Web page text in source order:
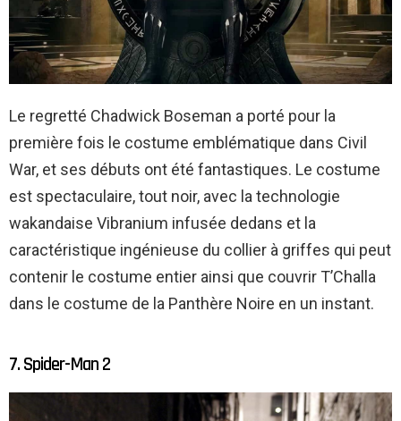
Le regretté Chadwick Boseman a porté pour la
première fois le costume emblématique dans Civil
War, et ses débuts ont été fantastiques. Le costume
est spectaculaire, tout noir, avec la technologie
wakandaise Vibranium infusée dedans et la
caractéristique ingénieuse du collier à griffes qui peut
contenir le costume entier ainsi que couvrir T’Challa
dans le costume de la Panthère Noire en un instant.
7. Spider-Man 2